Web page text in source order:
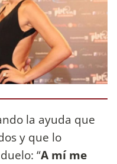
la ayuda que
y que lo
“A mí me